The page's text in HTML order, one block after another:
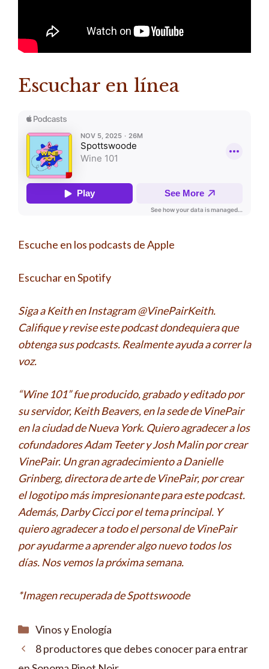
Escuchar en línea
Escuche en los podcasts de Apple
Escuchar en Spotify
Siga a Keith en Instagram @VinePairKeith.
Califique y revise este podcast dondequiera que
obtenga sus podcasts. Realmente ayuda a correr la
voz.
“Wine 101” fue producido, grabado y editado por
su servidor, Keith Beavers, en la sede de VinePair
en la ciudad de Nueva York. Quiero agradecer a los
cofundadores Adam Teeter y Josh Malin por crear
VinePair. Un gran agradecimiento a Danielle
Grinberg, directora de arte de VinePair, por crear
el logotipo más impresionante para este podcast.
Además, Darby Cicci por el tema principal. Y
quiero agradecer a todo el personal de VinePair
por ayudarme a aprender algo nuevo todos los
días. Nos vemos la próxima semana.
*Imagen recuperada de Spottswoode
Categorías
Vinos y Enología
8 productores que debes conocer para entrar